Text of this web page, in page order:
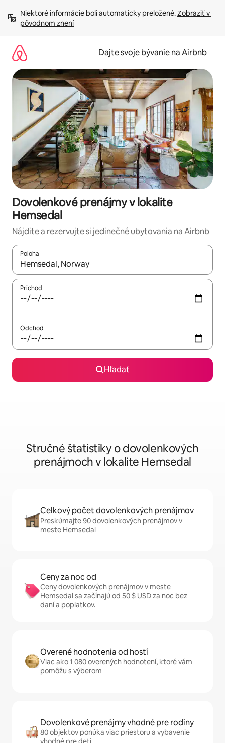
obsah.
Niektoré informácie boli automaticky preložené. Zobraziť v
pôvodnom znení
Dajte svoje bývanie na Airbnb
Dovolenkové prenájmy v lokalite
Hemsedal
Nájdite a rezervujte si jedinečné ubytovania na Airbnb
Poloha
Keď budú výsledky k dispozícii, môžete si ich prechádzať
Príchod
Odchod
Hľadať
Stručné štatistiky o dovolenkových
prenájmoch v lokalite Hemsedal
Celkový počet dovolenkových prenájmov
Preskúmajte 90 dovolenkových prenájmov v
meste Hemsedal
Ceny za noc od
Ceny dovolenkových prenájmov v meste
Hemsedal sa začínajú od 50 $ USD za noc bez
daní a poplatkov.
Overené hodnotenia od hostí
Viac ako 1 080 overených hodnotení, ktoré vám
pomôžu s výberom
Dovolenkové prenájmy vhodné pre rodiny
80 objektov ponúka viac priestoru a vybavenie